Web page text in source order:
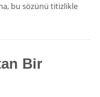
bu sözünü titizlikle
Bir